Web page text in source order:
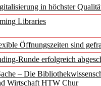
in höchster
Libraries
Öffnungszeiten sind
Runde erfolgreich
– Die
Wirtschaft HTW Chur